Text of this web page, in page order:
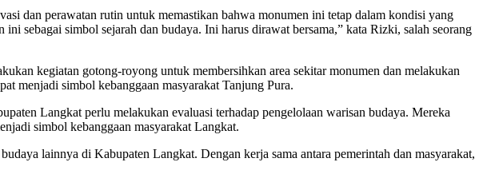
dan perawatan rutin untuk memastikan bahwa monumen ini tetap dalam kondisi yang
sebagai simbol sejarah dan budaya. Ini harus dirawat bersama,” kata Rizki, salah seorang
kegiatan gotong-royong untuk membersihkan area sekitar monumen dan melakukan
menjadi simbol kebanggaan masyarakat Tanjung Pura.
Langkat perlu melakukan evaluasi terhadap pengelolaan warisan budaya. Mereka
simbol kebanggaan masyarakat Langkat.
lainnya di Kabupaten Langkat. Dengan kerja sama antara pemerintah dan masyarakat,